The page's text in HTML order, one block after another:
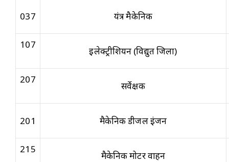
037 यंत्र मैकेनिक
107
इलेक्ट्रीशियन (विद्युत जिला)
207
सर्वेक्षक
201 मैकेनिक डीजल इंजन
215
मैकेनिक मोटर वाहन